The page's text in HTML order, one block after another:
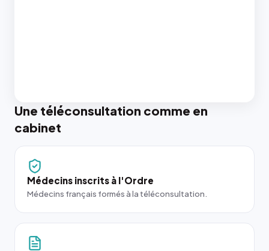
Une téléconsultation comme en
cabinet
Médecins inscrits à l'Ordre
Médecins français formés à la téléconsultation.